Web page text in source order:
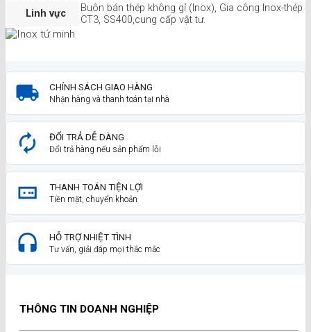
Linh vực
Buôn bán thép không gỉ (Inox), Gia công Inox-thép
CT3, SS400,cung cấp vật tư.
CHÍNH SÁCH GIAO HÀNG
Nhận hàng và thanh toán tại nhà
ĐỔI TRẢ DỄ DÀNG
Đổi trả hàng nếu sản phẩm lỗi
THANH TOÁN TIỆN LỢI
Tiền mặt, chuyển khoản
HỖ TRỢ NHIỆT TÌNH
Tư vấn, giải đáp mọi thắc mắc
THÔNG TIN DOANH NGHIỆP